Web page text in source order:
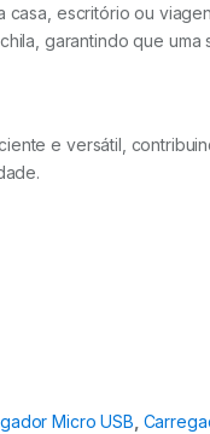
escritório ou
garantindo que
e versátil,
Micro USB